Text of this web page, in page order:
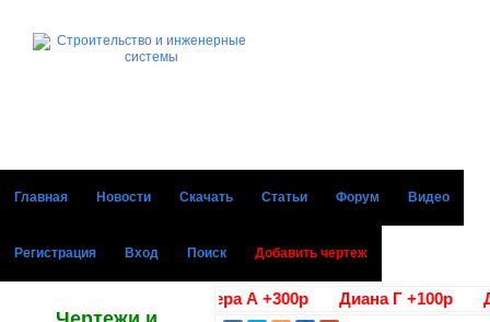
Главная Новости Скачать Статьи Форум Видео
Регистрация Вход Поиск Добавить чертеж
Алла В. +100р Вера А +300р Диана Г +100р Дарья